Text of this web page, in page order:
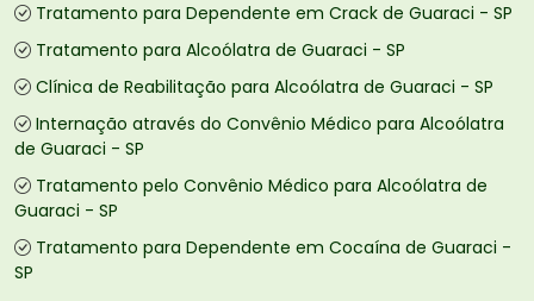
Tratamento para Dependente em Crack de Guaraci - SP
Tratamento para Alcoólatra de Guaraci - SP
Clínica de Reabilitação para Alcoólatra de Guaraci - SP
Internação através do Convênio Médico para Alcoólatra
de Guaraci - SP
Tratamento pelo Convênio Médico para Alcoólatra de
Guaraci - SP
Tratamento para Dependente em Cocaína de Guaraci -
SP